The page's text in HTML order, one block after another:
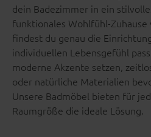
dein Badezimmer in ein
funktionales Wohlfühl-Zuhause
findest du genau die
individuellen Lebensgefühl
moderne Akzente setzen,
oder natürliche Materialien
Unsere Badmöbel bieten für
Raumgröße die ideale Lösung.